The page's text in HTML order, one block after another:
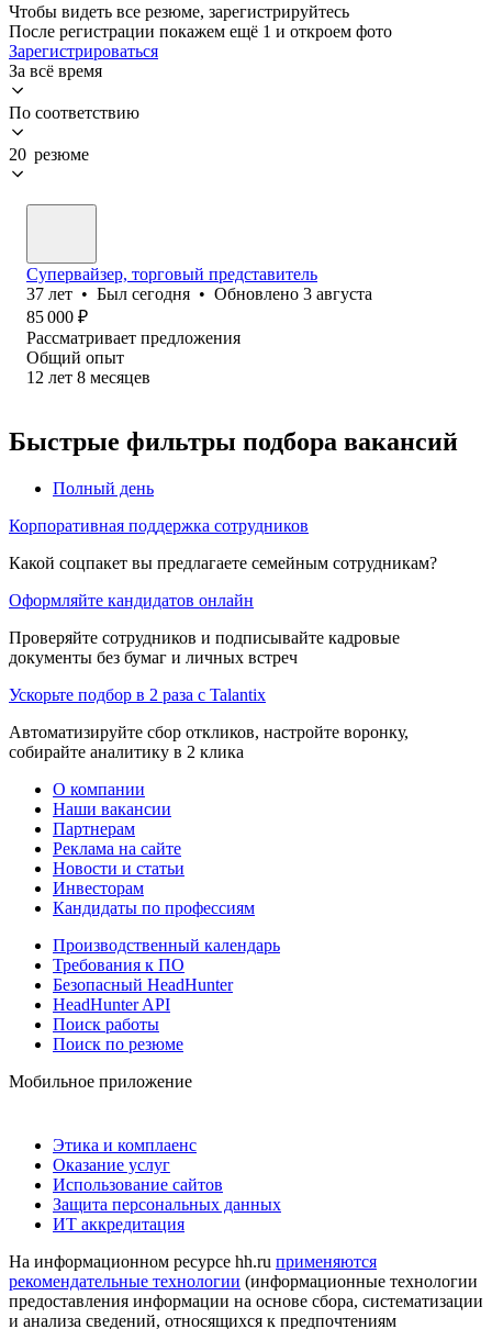
Чтобы видеть все резюме, зарегистрируйтесь
После регистрации покажем ещё 1 и откроем фото
Зарегистрироваться
За всё время
По соответствию
20 резюме
Супервайзер, торговый представитель
37 лет • Был сегодня • Обновлено 3 августа
85 000 ₽
Рассматривает предложения
Общий опыт
12 лет 8 месяцев
Быстрые фильтры подбора вакансий
Полный день
Корпоративная поддержка сотрудников
Какой соцпакет вы предлагаете семейным сотрудникам?
Оформляйте кандидатов онлайн
Проверяйте сотрудников и подписывайте кадровые
документы без бумаг и личных встреч
Ускорьте подбор в 2 раза с Talantix
Автоматизируйте сбор откликов, настройте воронку,
собирайте аналитику в 2 клика
О компании
Наши вакансии
Партнерам
Реклама на сайте
Новости и статьи
Инвесторам
Кандидаты по профессиям
Производственный календарь
Требования к ПО
Безопасный HeadHunter
HeadHunter API
Поиск работы
Поиск по резюме
Мобильное приложение
Этика и комплаенс
Оказание услуг
Использование сайтов
Защита персональных данных
ИТ аккредитация
На информационном ресурсе hh.ru применяются
рекомендательные технологии (информационные технологии
предоставления информации на основе сбора, систематизации
и анализа сведений, относящихся к предпочтениям